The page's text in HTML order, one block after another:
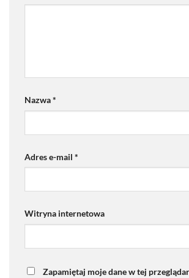
Nazwa*
Adres e-mail *
Witryna internetowa
Zapamiętaj moje dane w tej